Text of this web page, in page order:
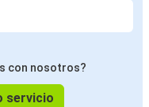
con nosotros?
servicio